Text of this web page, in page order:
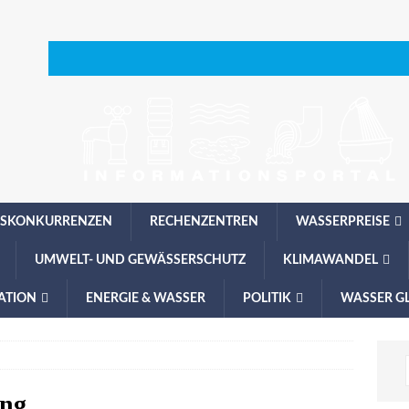
RECHENZENTREN WASSERPREISE
UMWELT- UND GEWÄSSERSCHUTZ KLIMAWANDEL
ENERGIE & WASSER POLITIK WASSER